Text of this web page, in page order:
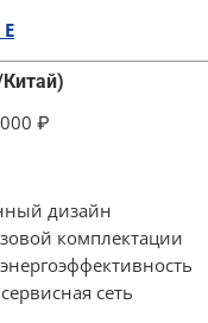
₽
дизайн
комплектации
сеть